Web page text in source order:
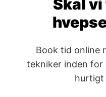
Skal
Book tid online
tekniker inden for
hurtigt